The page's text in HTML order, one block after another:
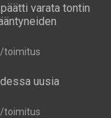
varata tontin
toimitus
uusia
toimitus